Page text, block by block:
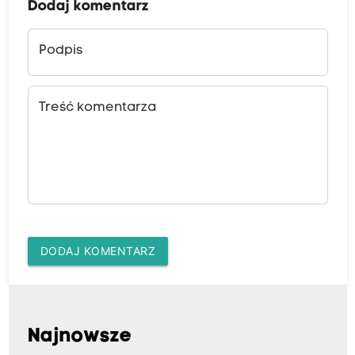
Dodaj komentarz
Podpis
Treść komentarza
DODAJ KOMENTARZ
Najnowsze